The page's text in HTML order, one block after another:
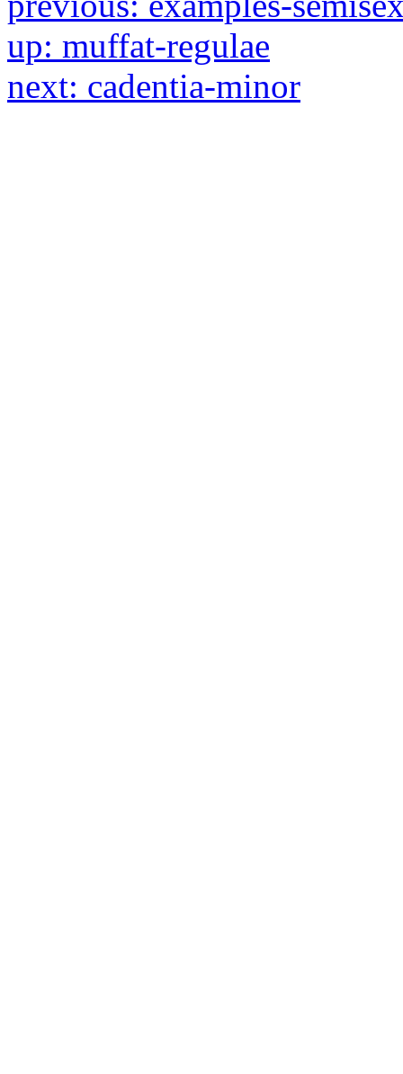
up: muffat-regulae
next: cadentia-minor